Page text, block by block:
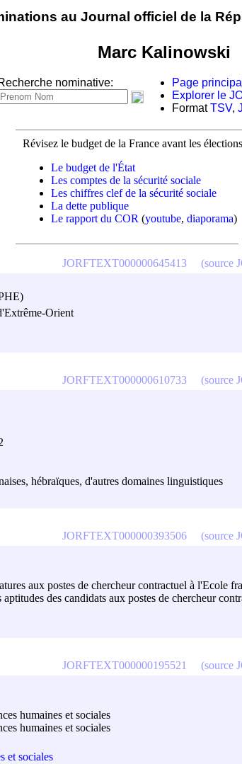
au Journal officiel de la
Marc Kalinowski
nominative:
Page
Explorer le
FormatTSV,
Révisez le budget de la France avant les
Le budget de l'État
Les comptes de la sécurité sociale
Les chiffres clef de la sécurité sociale
La dette publique
Le rapport du COR (youtube, diaporama)
Orient
JORFTEXT000000645413 (source
hébraïques, d'autres domaines linguistiques
JORFTEXT000000610733 (source
aux postes de chercheur contractuel à l'Ecole
des candidats aux postes de chercheur
JORFTEXT000000393506 (source
humaines et sociales
humaines et sociales
et sociales
JORFTEXT000000195521 (source